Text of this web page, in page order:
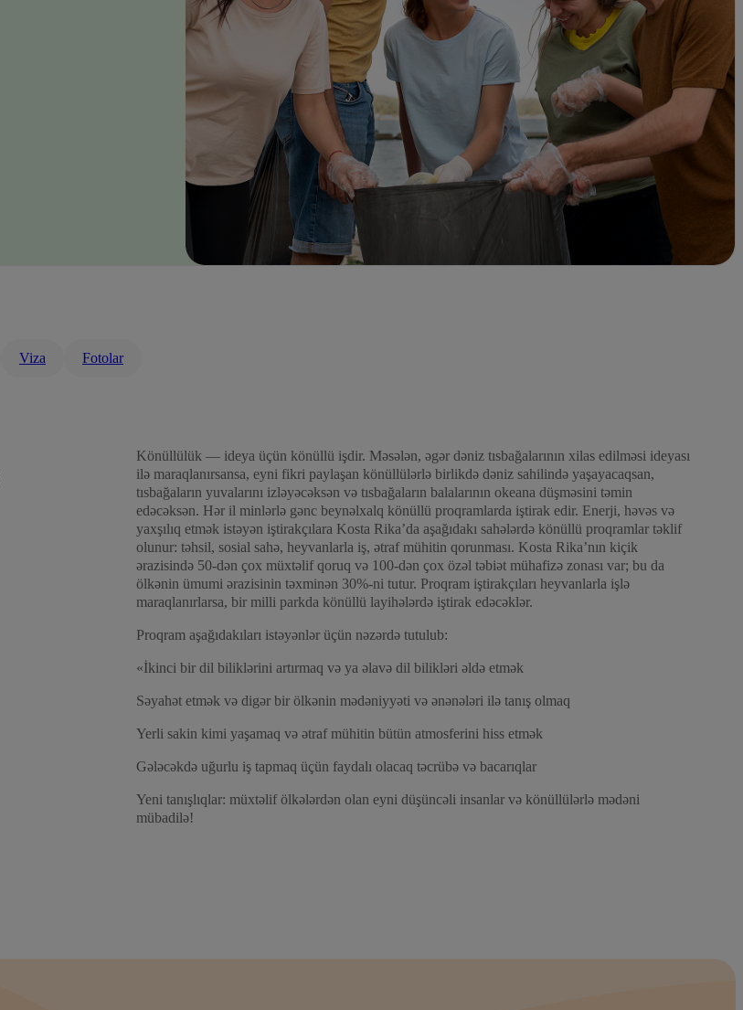
Viza Fotolar
Könüllülük — ideya üçün könüllü işdir. Məsələn, əgər dəniz tısbağalarının xilas edilməsi ideyası
ilə maraqlanırsansa, eyni fikri paylaşan könüllülərlə birlikdə dəniz sahilində yaşayacaqsan,
tısbağaların yuvalarını izləyəcəksən və tısbağaların balalarının okeana düşməsini təmin
edəcəksən. Hər il minlərlə gənc beynəlxalq könüllü proqramlarda iştirak edir. Enerji, həvəs və
yaxşılıq etmək istəyən iştirakçılara Kosta Rika’da aşağıdakı sahələrdə könüllü proqramlar təklif
olunur: təhsil, sosial sahə, heyvanlarla iş, ətraf mühitin qorunması. Kosta Rika’nın kiçik
ərazisində 50-dən çox müxtəlif qoruq və 100-dən çox özəl təbiət mühafizə zonası var; bu da
ölkənin ümumi ərazisinin təxminən 30%-ni tutur. Proqram iştirakçıları heyvanlarla işlə
maraqlanırlarsa, bir milli parkda könüllü layihələrdə iştirak edəcəklər.
Proqram aşağıdakıları istəyənlər üçün nəzərdə tutulub:
«İkinci bir dil biliklərini artırmaq və ya əlavə dil bilikləri əldə etmək
Səyahət etmək və digər bir ölkənin mədəniyyəti və ənənələri ilə tanış olmaq
Yerli sakin kimi yaşamaq və ətraf mühitin bütün atmosferini hiss etmək
Gələcəkdə uğurlu iş tapmaq üçün faydalı olacaq təcrübə və bacarıqlar
Yeni tanışlıqlar: müxtəlif ölkələrdən olan eyni düşüncəli insanlar və könüllülərlə mədəni
mübadilə!